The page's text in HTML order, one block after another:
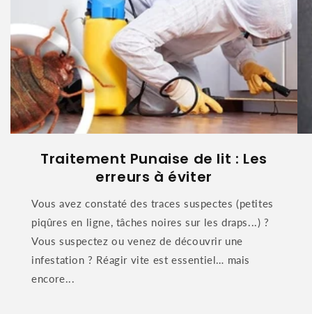
Traitement Punaise de lit : Les
erreurs à éviter
Vous avez constaté des traces suspectes (petites
piqûres en ligne, tâches noires sur les draps...) ?
Vous suspectez ou venez de découvrir une
infestation ? Réagir vite est essentiel… mais
encore...